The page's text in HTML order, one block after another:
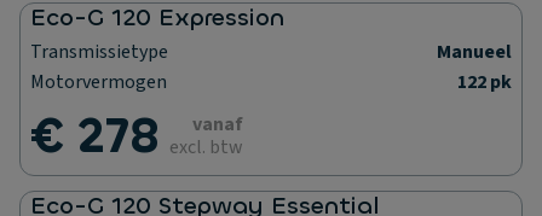
Eco-G 120 Expression
Transmissietype
Manueel
Motorvermogen
122 pk
€ 278
vanaf
excl. btw
Eco-G 120 Stepway Essential